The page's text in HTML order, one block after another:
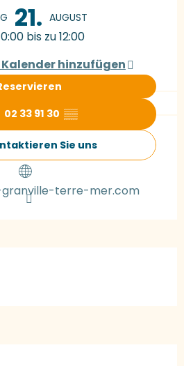
21. AUGUST
bis zu 12:00
Kalender hinzufügen
02 33 91 30 ▒▒
Sie uns
terre-mer.com